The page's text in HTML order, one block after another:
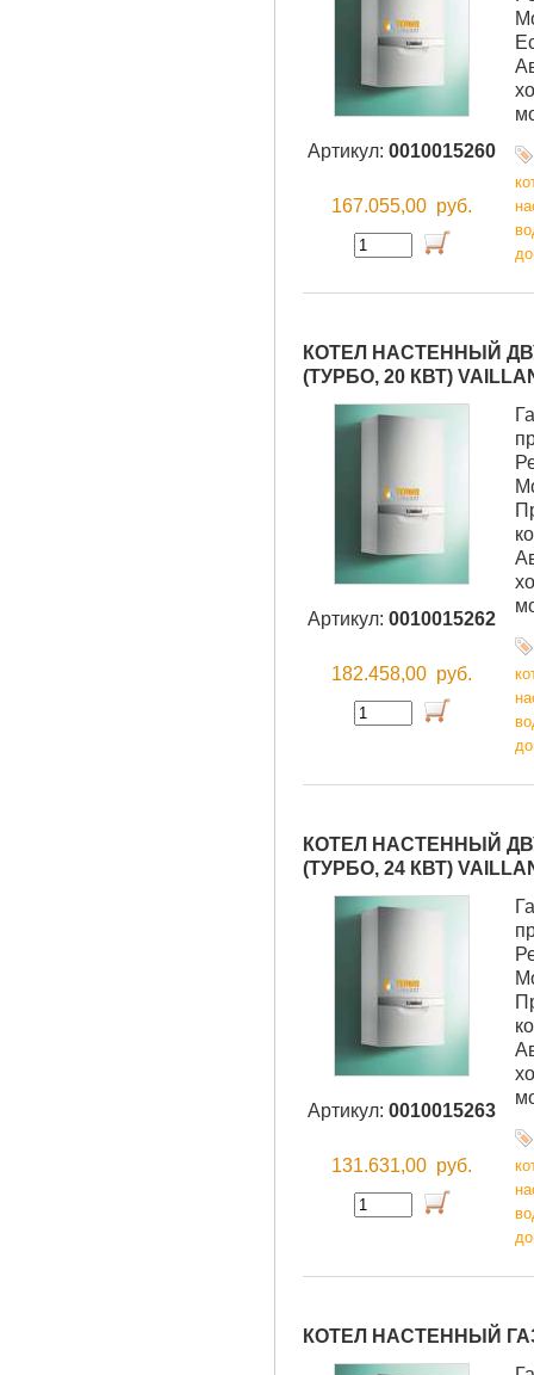
Артикул: 0010015260
167.055,00 руб.
КОТЕЛ НАСТЕННЫЙ
(ТУРБО, 20 КВТ)
Артикул: 0010015262
182.458,00 руб.
КОТЕЛ НАСТЕННЫЙ
(ТУРБО, 24 КВТ)
Артикул: 0010015263
131.631,00 руб.
КОТЕЛ НАСТЕННЫЙ